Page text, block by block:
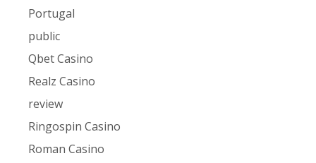
Portugal
public
Qbet Casino
Realz Casino
review
Ringospin Casino
Roman Casino